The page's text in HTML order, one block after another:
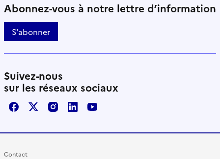
Abonnez-vous à notre lettre d’information
S'abonner
Suivez-nous
sur les réseaux sociaux
FacebookX / TwitterInstagram
LinkedInYoutube
Contact